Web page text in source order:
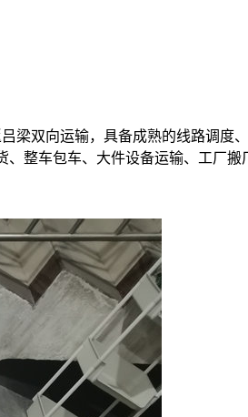
双向运输，具备成熟的线路调度
整车包车、大件设备运输、工厂